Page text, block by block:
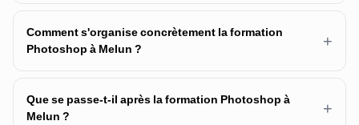
Comment s'organise concrètement la formation
Photoshop à Melun ?
+
Que se passe-t-il après la formation Photoshop à
Melun ?
+